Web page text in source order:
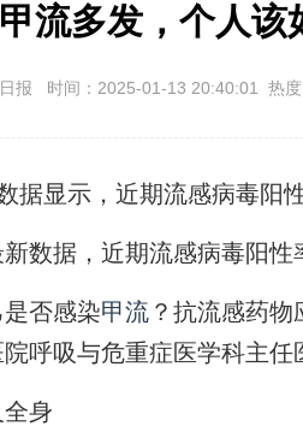
甲流多发，个人该
报 时间：2025-01-13 20:40:01 热
据显示，近期流感病毒阳
据，近期流感病毒阳性
否感染甲流 ？抗流感药
呼吸与危重症医学科主
身